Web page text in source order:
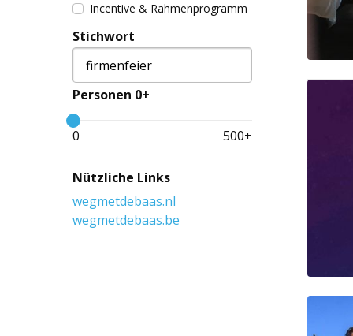
Incentive & Rahmenprogramm
Stichwort
Personen 0+
0 500+
Nützliche Links
wegmetdebaas.nl
wegmetdebaas.be